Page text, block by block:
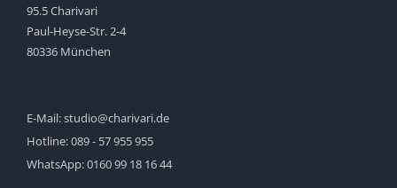
95.5 Charivari
Paul-Heyse-Str. 2-4
80336 München
E-Mail:studio@charivari.de
Hotline:089 - 57 955 955
WhatsApp:0160 99 18 16 44